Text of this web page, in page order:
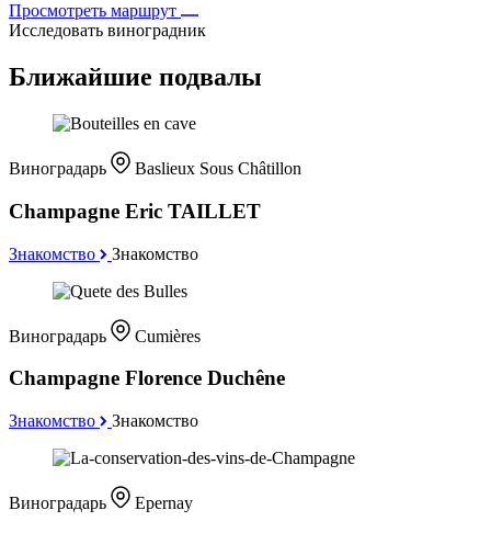
Просмотреть маршрут
Исследовать виноградник
Ближайшие подвалы
Виноградарь Baslieux Sous Châtillon
Champagne Eric TAILLET
Знакомство Знакомство
Виноградарь Cumières
Champagne Florence Duchêne
Знакомство Знакомство
Виноградарь Epernay